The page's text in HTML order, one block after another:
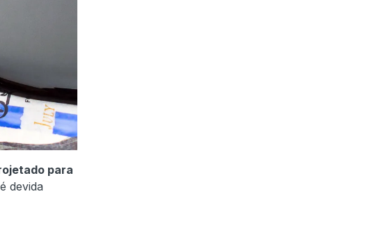
para
devida